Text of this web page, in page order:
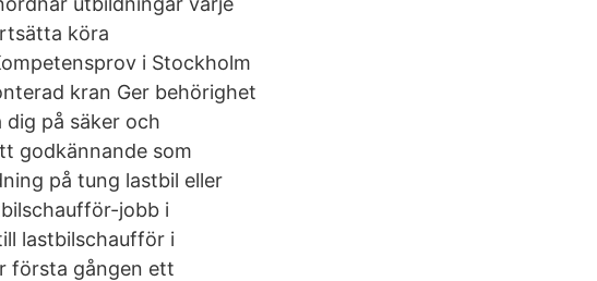
köra
i Stockholm
kran Ger behörighet
på säker och
godkännande som
på tung lastbil eller
jobb i
lastbilschaufför i
första gången ett